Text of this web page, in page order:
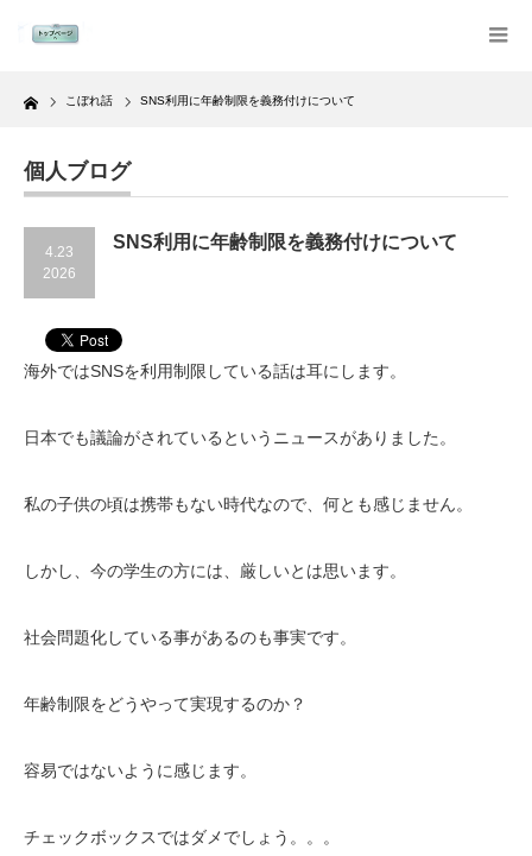
Home こぼれ話 SNS利用に年齢制限を義務付けについて
個人ブログ
4.23
2026
SNS利用に年齢制限を義務付けについて
海外ではSNSを利用制限している話は耳にします。
日本でも議論がされているというニュースがありました。
私の子供の頃は携帯もない時代なので、何とも感じません。
しかし、今の学生の方には、厳しいとは思います。
社会問題化している事があるのも事実です。
年齢制限をどうやって実現するのか？
容易ではないように感じます。
チェックボックスではダメでしょう。。。